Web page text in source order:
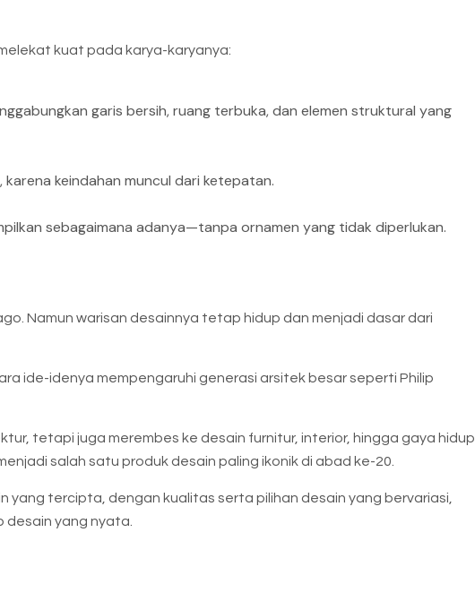
kuat pada karya-karyanya:
garis bersih, ruang terbuka, dan elemen struktural yang
keindahan muncul dari ketepatan.
sebagaimana adanya—tanpa ornamen yang tidak diperlukan.
Namun warisan desainnya tetap hidup dan menjadi dasar dari
ide-idenya mempengaruhi generasi arsitek besar seperti Philip
tetapi juga merembes ke desain furnitur, interior, hingga gaya hidup.
salah satu produk desain paling ikonik di abad ke-20.
yang tercipta, dengan kualitas serta pilihan desain yang bervariasi,
desain yang nyata.